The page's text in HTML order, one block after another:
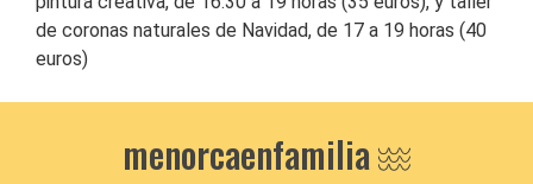
de coronas naturales de Navidad, de 17 a 19 horas (40
euros)
menorcaenfamilia